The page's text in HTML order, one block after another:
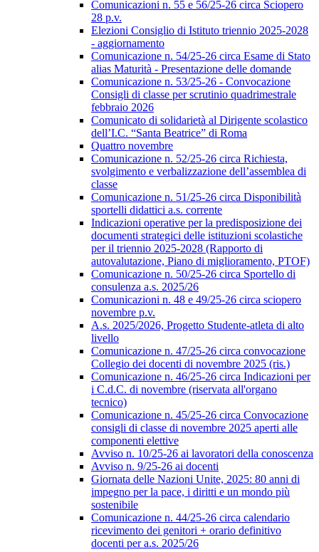
Comunicazioni n. 55 e 56/25-26 circa Sciopero
28 p.v.
Elezioni Consiglio di Istituto triennio 2025-2028
- aggiornamento
Comunicazione n. 54/25-26 circa Esame di Stato
alias Maturità - Presentazione delle domande
Comunicazione n. 53/25-26 - Convocazione
Consigli di classe per scrutinio quadrimestrale
febbraio 2026
Comunicato di solidarietà al Dirigente scolastico
dell’I.C. “Santa Beatrice” di Roma
Quattro novembre
Comunicazione n. 52/25-26 circa Richiesta,
svolgimento e verbalizzazione dell’assemblea di
classe
Comunicazione n. 51/25-26 circa Disponibilità
sportelli didattici a.s. corrente
Indicazioni operative per la predisposizione dei
documenti strategici delle istituzioni scolastiche
per il triennio 2025-2028 (Rapporto di
autovalutazione, Piano di miglioramento, PTOF)
Comunicazione n. 50/25-26 circa Sportello di
consulenza a.s. 2025/26
Comunicazioni n. 48 e 49/25-26 circa sciopero
novembre p.v.
A.s. 2025/2026, Progetto Studente-atleta di alto
livello
Comunicazione n. 47/25-26 circa convocazione
Collegio dei docenti di novembre 2025 (ris.)
Comunicazione n. 46/25-26 circa Indicazioni per
i C.d.C. di novembre (riservata all'organo
tecnico)
Comunicazione n. 45/25-26 circa Convocazione
consigli di classe di novembre 2025 aperti alle
componenti elettive
Avviso n. 10/25-26 ai lavoratori della conoscenza
Avviso n. 9/25-26 ai docenti
Giornata delle Nazioni Unite, 2025: 80 anni di
impegno per la pace, i diritti e un mondo più
sostenibile
Comunicazione n. 44/25-26 circa calendario
ricevimento dei genitori + orario definitivo
docenti per a.s. 2025/26